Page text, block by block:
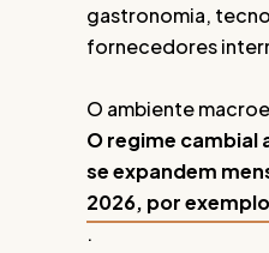
gastronomia,
fornecedores
O ambiente
O regime cambial
se expandem
2026, por exemplo
.